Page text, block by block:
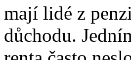
mají lidé z
důchodu.